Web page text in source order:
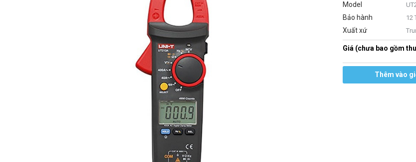
Model
Bảo hành 12
Xuất xứ
Giá (chưa bao gồm
Thêm vào